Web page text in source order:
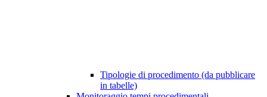
Tipologie di procedimento (da pubblicare
in tabelle)